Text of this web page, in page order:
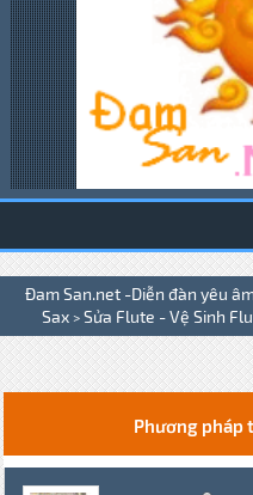
Đam San.net -Diễn đàn yêu
Sax > Sửa Flute - Vệ Sinh
Phương pháp